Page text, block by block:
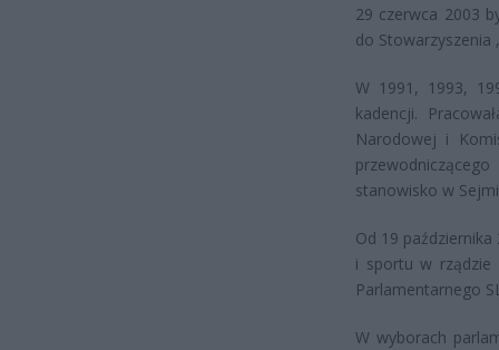
29 czerwca 2003
do Stowarzyszenia
W 1991, 1993,
kadencji.
Narodowej i
stanowisko w
Od 19
i sportu w rządzie
Parlamentarnego
W wyborach